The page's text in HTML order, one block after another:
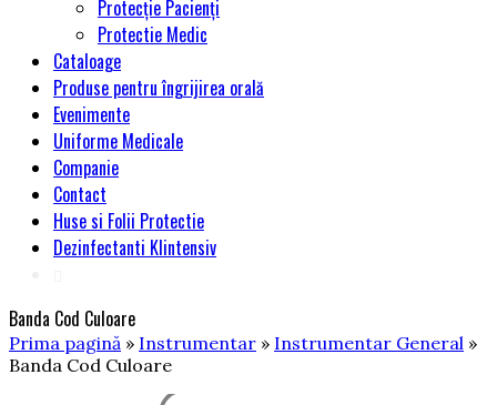
Protecție Pacienți
Protectie Medic
Cataloage
Produse pentru îngrijirea orală
Evenimente
Uniforme Medicale
Companie
Contact
Huse si Folii Protectie
Dezinfectanti Klintensiv
Banda Cod Culoare
Prima pagină » Instrumentar » Instrumentar General »
Banda Cod Culoare